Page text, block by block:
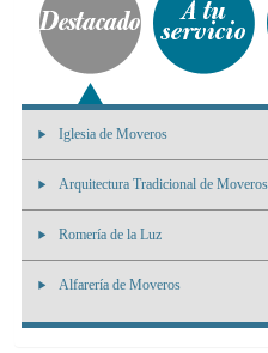
Iglesia de Moveros
Arquitectura Tradicional de Moveros
Romería de la Luz
Alfarería de Moveros